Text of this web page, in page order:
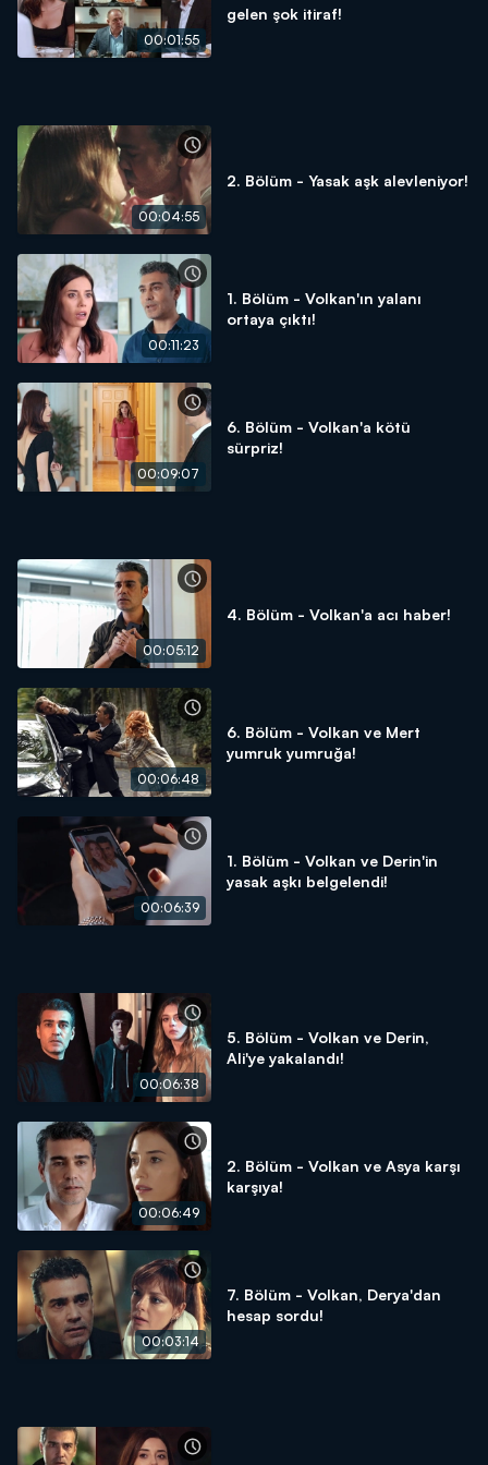
00:01:55
gelen şok itiraf!
00:04:55
2. Bölüm - Yasak aşk alevleniyor!
00:11:23
1. Bölüm - Volkan'ın yalanı
ortaya çıktı!
00:09:07
6. Bölüm - Volkan'a kötü
sürpriz!
00:05:12
4. Bölüm - Volkan'a acı haber!
00:06:48
6. Bölüm - Volkan ve Mert
yumruk yumruğa!
00:06:39
1. Bölüm - Volkan ve Derin'in
yasak aşkı belgelendi!
00:06:38
5. Bölüm - Volkan ve Derin,
Ali'ye yakalandı!
00:06:49
2. Bölüm - Volkan ve Asya karşı
karşıya!
00:03:14
7. Bölüm - Volkan, Derya'dan
hesap sordu!